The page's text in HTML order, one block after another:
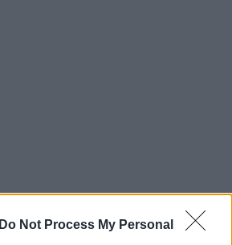
Do Not Process My Personal